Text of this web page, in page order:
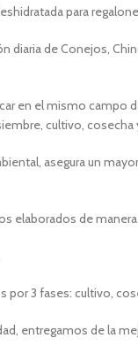
para
diaria de Conejos,
en el mismo campo
cultivo, cosecha
asegura un
elaborados de
3 fases: cultivo,
entregamos de la